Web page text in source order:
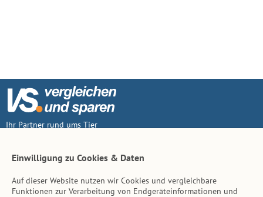
Ihr Partner rund ums Tier
Inhalt
Einwilligung zu Cookies & Daten
Auf dieser Website nutzen wir Cookies und vergleichbare
Funktionen zur Verarbeitung von Endgeräteinformationen und